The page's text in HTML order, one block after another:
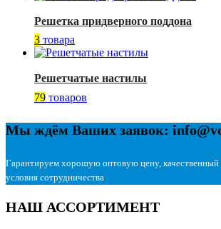
Решетка придверного поддона
3 товара
Решетчатые настилы
79 товаров
Мы ждём Ваших заявок:
Гарантируем хорошую оптовую цену, качественный
условия сотрудничества
НАШ АССОРТИМЕНТ